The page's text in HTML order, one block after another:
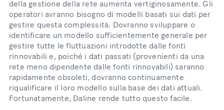
della gestione della rete aumenta vertiginosamente. Gli
operatori avranno bisogno di modelli basati sui dati per
gestire questa complessità. Dovranno sviluppare o
identificare un modello sufficientemente generale per
gestire tutte le fluttuazioni introdotte dalle fonti
rinnovabili e, poiché i dati passati (provenienti da una
rete meno dipendente dalle fonti rinnovabili) saranno
rapidamente obsoleti, dovranno continuamente
riqualificare il loro modello sulla base dei dati attuali.
Fortunatamente, Daline rende tutto questo facile.